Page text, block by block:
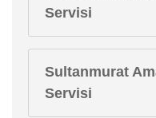
Servisi
Sultanmurat
Servisi